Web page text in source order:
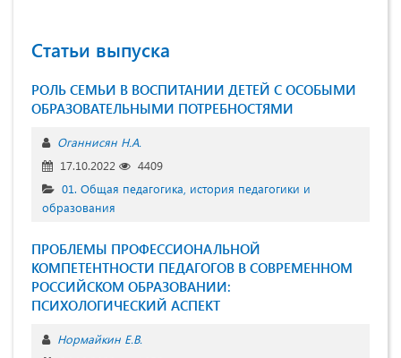
Статьи выпуска
РОЛЬ СЕМЬИ В ВОСПИТАНИИ ДЕТЕЙ С ОСОБЫМИ
ОБРАЗОВАТЕЛЬНЫМИ ПОТРЕБНОСТЯМИ
Оганнисян Н.А.
17.10.2022
4409
01. Общая педагогика, история педагогики и
образования
ПРОБЛЕМЫ ПРОФЕССИОНАЛЬНОЙ
КОМПЕТЕНТНОСТИ ПЕДАГОГОВ В СОВРЕМЕННОМ
РОССИЙСКОМ ОБРАЗОВАНИИ:
ПСИХОЛОГИЧЕСКИЙ АСПЕКТ
Нормайкин Е.В.